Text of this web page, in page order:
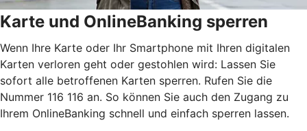
Karte und OnlineBanking sperren
Wenn Ihre Karte oder Ihr Smartphone mit Ihren digitalen
Karten verloren geht oder gestohlen wird: Lassen Sie
sofort alle betroffenen Karten sperren. Rufen Sie die
Nummer 116 116 an. So können Sie auch den Zugang zu
Ihrem OnlineBanking schnell und einfach sperren lassen.